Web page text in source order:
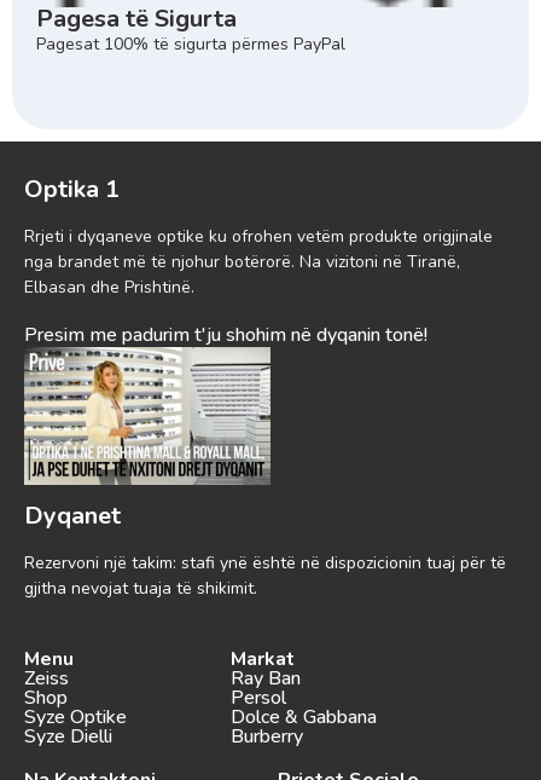
Pagesa të Sigurta
Pagesat 100% të sigurta përmes PayPal
Optika 1
Rrjeti i dyqaneve optike ku ofrohen vetëm produkte origjinale
nga brandet më të njohur botërorë. Na vizitoni në Tiranë,
Elbasan dhe Prishtinë.
Presim me padurim t'ju shohim në dyqanin tonë!
Dyqanet
Rezervoni një takim: stafi ynë është në dispozicionin tuaj për të
gjitha nevojat tuaja të shikimit.
Menu
Zeiss
Shop
Syze Optike
Syze Dielli
Markat
Ray Ban
Persol
Dolce & Gabbana
Burberry